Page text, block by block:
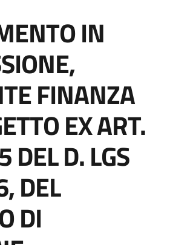
IN
FINANZA
EX ART.
DEL D. LGS
DEL
DI